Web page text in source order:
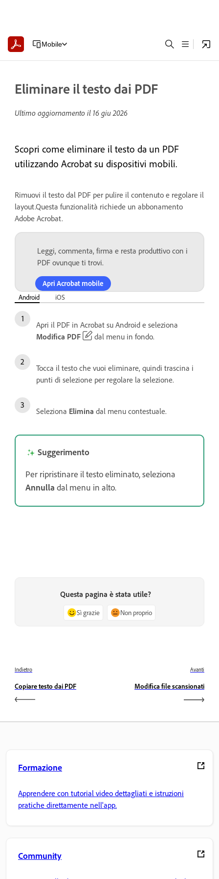
Mobile
Eliminare il testo dai PDF
Ultimo aggiornamento il 16 giu 2026
Scopri come eliminare il testo da un PDF
utilizzando Acrobat su dispositivi mobili.
Rimuovi il testo dal PDF per pulire il contenuto e regolare il
layout.Questa funzionalità richiede un abbonamento
Adobe Acrobat.
Leggi, commenta, firma e resta produttivo con i
PDF ovunque ti trovi.
Apri Acrobat mobile
Android iOS
Apri il PDF in Acrobat su Android e seleziona
Modifica PDF
dal menu in fondo.
Tocca il testo che vuoi eliminare, quindi trascina i
punti di selezione per regolare la selezione.
Seleziona Elimina dal menu contestuale.
Suggerimento
Per ripristinare il testo eliminato, seleziona
Annulla dal menu in alto.
Questa pagina è stata utile?
Sì grazie Non proprio
Indietro
Copiare testo dai PDF
Avanti
Modifica file scansionati
Formazione
Apprendere con tutorial video dettagliati e istruzioni
pratiche direttamente nell'app.
Community